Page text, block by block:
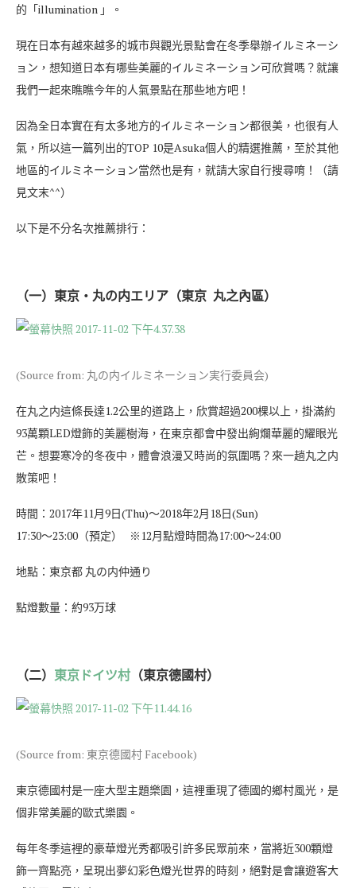
的「illumination 」。
現在日本有越來越多的城市與觀光景點會在冬季舉辦イルミネーシ
ョン，想知道日本有哪些美麗的イルミネーション可欣賞嗎？就讓
我們一起來瞧瞧今年的人氣景點在那些地方吧！
因為全日本實在有太多地方的イルミネーション都很美，也很有人
氣，所以這一篇列出的TOP 10是Asuka個人的精選推薦，至於其他
地區的イルミネーション當然也是有，就請大家自行搜尋唷！（請
見文末^^）
以下是不分名次推薦排行：
（一）東京・丸の内エリア（東京 丸之內區）
(Source from: 丸の内イルミネーション実行委員会)
在丸之内這條長達1.2公里的道路上，欣賞超過200棵以上，掛滿約
93萬顆LED燈飾的美麗樹海，在東京都會中發出絢爛華麗的耀眼光
芒。想要寒冷的冬夜中，體會浪漫又時尚的氛圍嗎？來一趟丸之内
散策吧！
時間：2017年11月9日(Thu)～2018年2月18日(Sun)
17:30～23:00（預定） ※12月點燈時間為17:00～24:00
地點：東京都 丸の内仲通り
點燈數量：約93万球
（二） 東京ドイツ村 （東京德國村）
(Source from: 東京德國村 Facebook)
東京德國村是一座大型主題樂園，這裡重現了德國的鄉村風光，是
個非常美麗的歐式樂園。
每年冬季這裡的豪華燈光秀都吸引許多民眾前來，當將近300顆燈
飾一齊點亮，呈現出夢幻彩色燈光世界的時刻，絕對是會讓遊客大